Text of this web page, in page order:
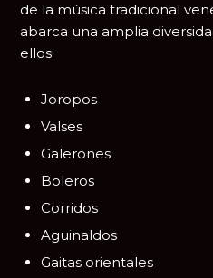
de la música tradicional
abarca una amplia
ellos:
Joropos
Valses
Galerones
Boleros
Corridos
Aguinaldos
Gaitas orientales